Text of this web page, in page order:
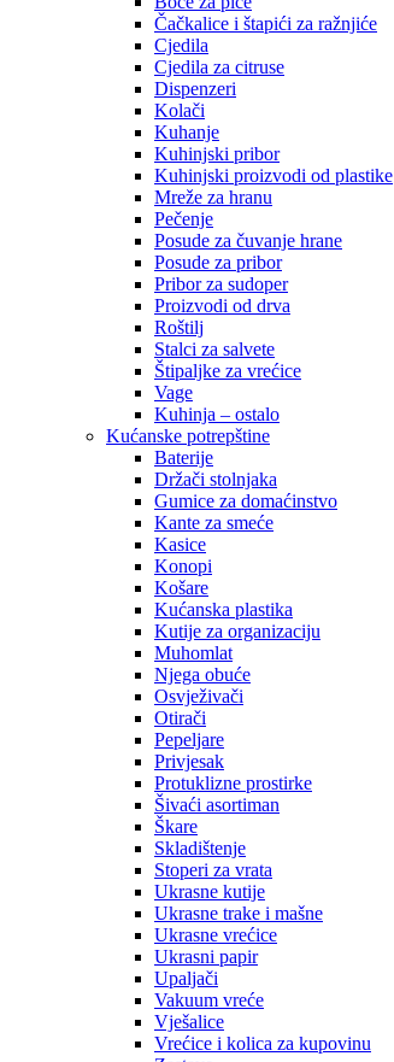
Čačkalice i štapići za ražnjiće
Cjedila
Cjedila za citruse
Dispenzeri
Kolači
Kuhanje
Kuhinjski pribor
Kuhinjski proizvodi od plastike
Mreže za hranu
Pečenje
Posude za čuvanje hrane
Posude za pribor
Pribor za sudoper
Proizvodi od drva
Roštilj
Stalci za salvete
Štipaljke za vrećice
Vage
Kuhinja – ostalo
Kućanske potrepštine
Baterije
Držači stolnjaka
Gumice za domaćinstvo
Kante za smeće
Kasice
Konopi
Košare
Kućanska plastika
Kutije za organizaciju
Muhomlat
Njega obuće
Osvježivači
Otirači
Pepeljare
Privjesak
Protuklizne prostirke
Šivaći asortiman
Škare
Skladištenje
Stoperi za vrata
Ukrasne kutije
Ukrasne trake i mašne
Ukrasne vrećice
Ukrasni papir
Upaljači
Vakuum vreće
Vješalice
Vrećice i kolica za kupovinu